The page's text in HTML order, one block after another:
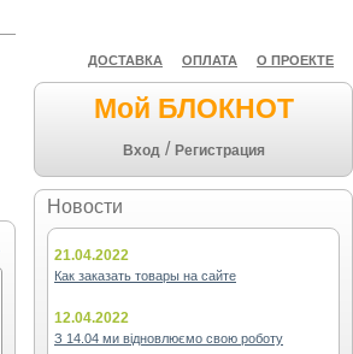
ДОСТАВКА ОПЛАТА О ПРОЕКТЕ
Мой БЛОКНОТ
Вход / Регистрация
Новости
21.04.2022
Как заказать товары на сайте
12.04.2022
З 14.04 ми відновлюємо свою роботу